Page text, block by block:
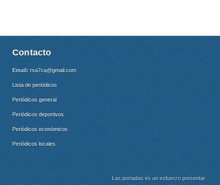
Contacto
Email: rsa7ca@gmail.com
Lista de periódicos
Periódicos general
Periódicos deportivos
Periódicos económicos
Periódicos locales
Las portadas es un esfuerzo presentar